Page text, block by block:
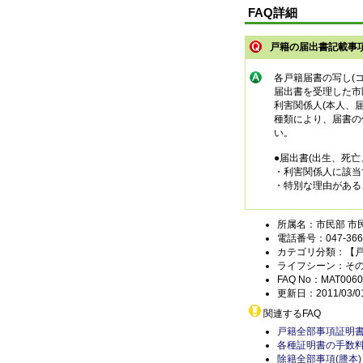
FAQ詳細
戸籍の届出書記載事
各戸籍届書の写し(
届出書を受理した
利害関係人(本人、
種類により、届書
い。
●届出書(出生、死
・利害関係人に該
・特別な理由がある
所属名：市民部 市
電話番号：047-
カテゴリ分類：【
ライフシーン：そ
FAQ No：
更新日：2011/03/
関連するFAQ
戸籍全部事項証明
各種証明書の手数
除籍全部事項(謄本